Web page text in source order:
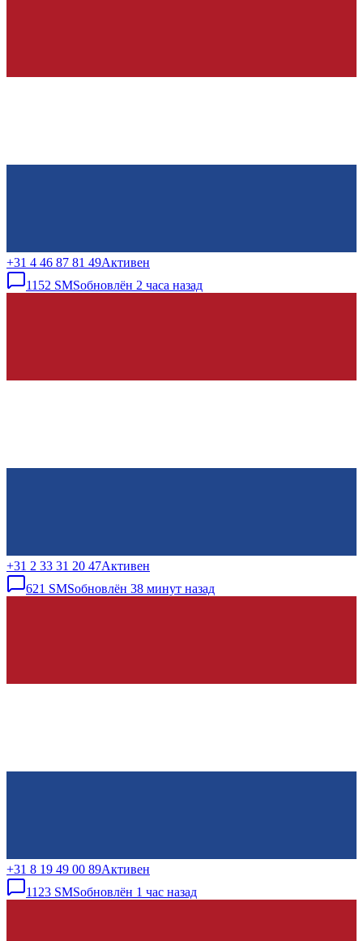
+31 4 46 87 81 49Активен
1152 SMSобновлён 2 часа назад
+31 2 33 31 20 47Активен
621 SMSобновлён 38 минут назад
+31 8 19 49 00 89Активен
1123 SMSобновлён 1 час назад